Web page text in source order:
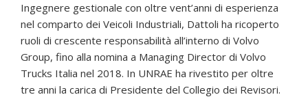
Ingegnere gestionale con oltre vent’anni di esperienza
nel comparto dei Veicoli Industriali, Dattoli ha ricoperto
ruoli di crescente responsabilità all’interno di Volvo
Group, fino alla nomina a Managing Director di Volvo
Trucks Italia nel 2018. In UNRAE ha rivestito per oltre
tre anni la carica di Presidente del Collegio dei Revisori.